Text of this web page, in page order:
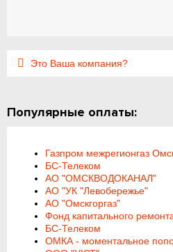
Это Ваша компания?
Популярные оплаты:
Газпром межрегионгаз
БС-Телеком
АО "ОМСКВОДОКАНАЛ"
АО "УК "Левобережье"
АО "Омскгоргаз"
Фонд капитального
БС-Телеком
ОМКА - моментальное